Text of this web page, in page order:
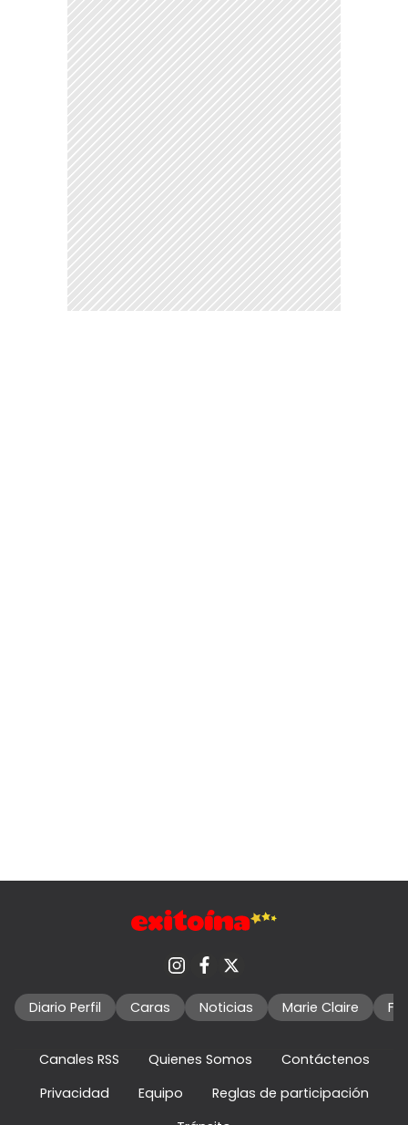
Diario Perfil Caras Noticias Marie Claire
Canales RSS Quienes Somos
Contáctenos
Privacidad
Equipo
Reglas de participación